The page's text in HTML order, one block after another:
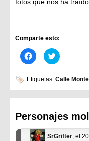
Comparte esto:
Haz
clic
en
Facebook
(Se
abre
ventana
nueva)
Haz
clic
en
(Se
abre
ventana
nueva)
Etiquetas: Calle
Personajes
SrGrifter, el